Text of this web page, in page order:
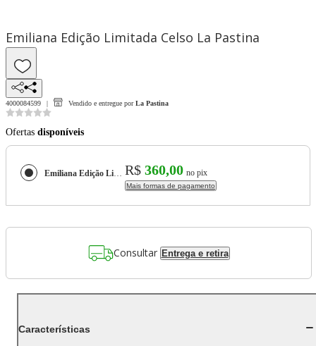
Emiliana Edição Limitada Celso La Pastina
4000084599 Vendido e entregue por La Pastina
Ofertas disponíveis
Emiliana Edição Limitada Celso La Pastina R$ 360,00 no pix
Mais formas de pagamento
Consultar Entrega e retira
Características